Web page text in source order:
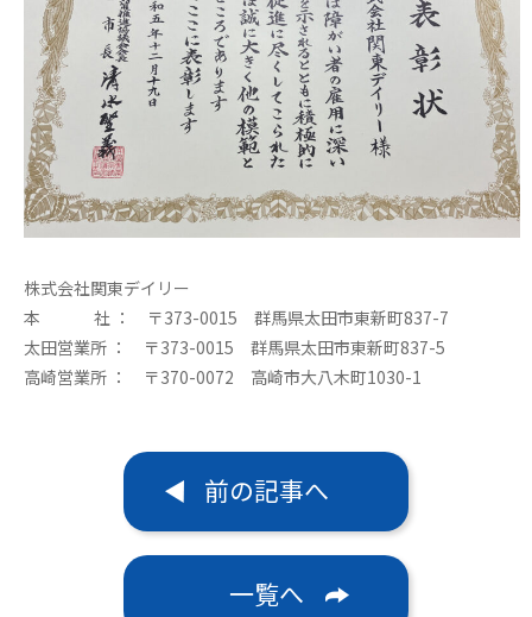
株式会社関東デイリー
本 社 ： 〒373-0015 群馬県太田市東新町837-7
太田営業所 ： 〒373-0015 群馬県太田市東新町837-5
高崎営業所 ： 〒370-0072 高崎市大八木町1030-1
前の記事へ
一覧へ